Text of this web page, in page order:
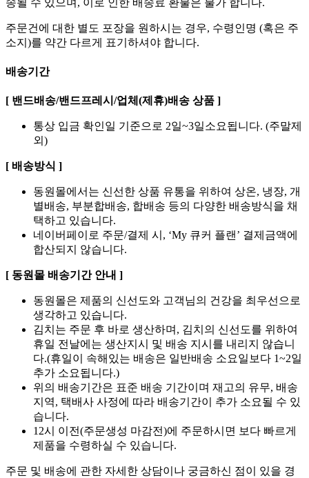
송될 수 있으며, 이로 인한 배송료 환불은 불가 합니다.
주문건에 대한 별도 포장을 원하시는 경우, 수령인명 (혹은 주
소지)를 약간 다르게 표기하셔야 합니다.
배송기간
[ 밴드배송/밴드프레시/업체(제휴)배송 상품 ]
통상 입금 확인일 기준으로 2일~3일소요됩니다. (주말제
외)
[ 배송방식 ]
동원몰에서는 신선한 상품 유통을 위하여 상온, 냉장, 개
별배송, 부분합배송, 합배송 등의 다양한 배송방식을 채
택하고 있습니다.
네이버페이로 주문/결제 시, ‘My 큐커 플랜’ 결제금액에
합산되지 않습니다.
[ 동원몰 배송기간 안내 ]
동원몰은 제품의 신선도와 고객님의 건강을 최우선으로
생각하고 있습니다.
김치는 주문 후 바로 생산하며, 김치의 신선도를 위하여
휴일 전날에는 생산지시 및 배송 지시를 내리지 않습니
다.(휴일이 속해있는 배송은 일반배송 소요일보다 1~2일
추가 소요됩니다.)
위의 배송기간은 표준 배송 기간이며 재고의 유무, 배송
지역, 택배사 사정에 따라 배송기간이 추가 소요될 수 있
습니다.
12시 이전(주문생성 마감전)에 주문하시면 보다 빠르게
제품을 수령하실 수 있습니다.
주문 및 배송에 관한 자세한 상담이나 궁금하신 점이 있을 경